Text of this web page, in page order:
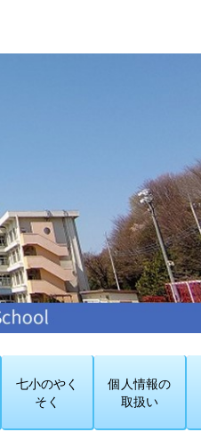
七小のやく
そく
個人情報の
取扱い